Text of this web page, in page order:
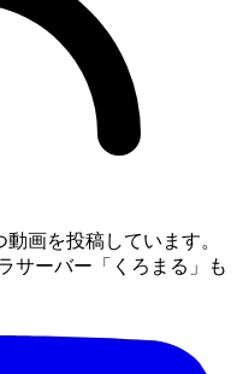
画を投稿しています。
サーバー「くろまる」も